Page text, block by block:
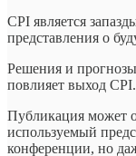
CPI является
представления о
Решения и
повлияет выход CPI.
Публикация может
используемый
конференции, но